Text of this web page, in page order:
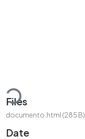
Files
documento.html (285 B)
Date